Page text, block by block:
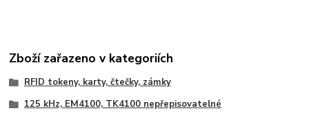
Zboží zařazeno v kategoriích
RFID tokeny, karty, čtečky, zámky
125 kHz, EM4100, TK4100 nepřepisovatelné